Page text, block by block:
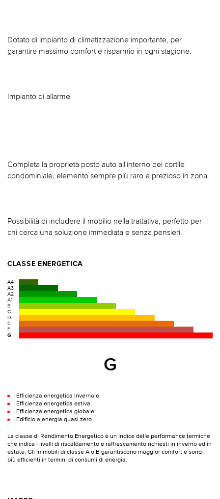
Dotato di impianto di climatizzazione importante, per
garantire massimo comfort e risparmio in ogni stagione.
Impianto di allarme
Completa la proprietà posto auto all'interno del cortile
condominiale, elemento sempre più raro e prezioso in zona.
Possibilità di includere il mobilio nella trattativa, perfetto per
chi cerca una soluzione immediata e senza pensieri.
CLASSE ENERGETICA
A4
A3
A2
A1
B
C
D
E
F
G
G
Efficienza energetica invernale:
Efficienza energetica estiva:
Efficienza energetica globale:
Edificio a energia quasi zero
La classe di Rendimento Energetico è un indice delle performance termiche
che indica i livelli di riscaldamento e raffrescamento richiesti in inverno ed in
estate. Gli immobili di classe A o B garantiscono maggior comfort e sono i
più efficienti in termini di consumi di energia.